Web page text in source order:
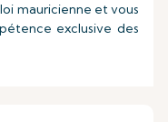
mauricienne et vous
exclusive des